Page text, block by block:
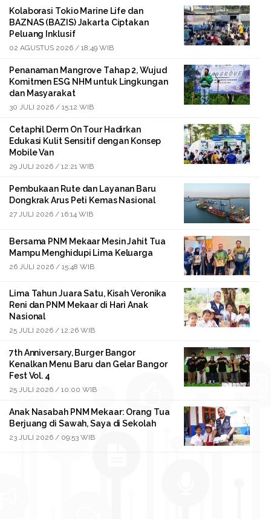
Kolaborasi Tokio Marine Life dan
BAZNAS (BAZIS) Jakarta Ciptakan
Peluang Inklusif
02 AGUSTUS 2026 / 18:49 WIB
Penanaman Mangrove Tahap 2, Wujud
Komitmen ESG NHM untuk Lingkungan
dan Masyarakat
30 JULI 2026 / 15:12 WIB
Cetaphil Derm On Tour Hadirkan
Edukasi Kulit Sensitif dengan Konsep
Mobile Van
29 JULI 2026 / 12:21 WIB
Pembukaan Rute dan Layanan Baru
Dongkrak Arus Peti Kemas Nasional
27 JULI 2026 / 16:14 WIB
Bersama PNM Mekaar Mesin Jahit Tua
Mampu Menghidupi Lima Keluarga
26 JULI 2026 / 15:48 WIB
Lima Tahun Juara Satu, Kisah Veronika
Reni dan PNM Mekaar di Hari Anak
Nasional
25 JULI 2026 / 12:26 WIB
7th Anniversary, Burger Bangor
Kenalkan Menu Baru dan Gelar Bangor
Fest Vol. 4
25 JULI 2026 / 10:00 WIB
Anak Nasabah PNM Mekaar: Orang Tua
Berjuang di Sawah, Saya di Sekolah
23 JULI 2026 / 09:53 WIB